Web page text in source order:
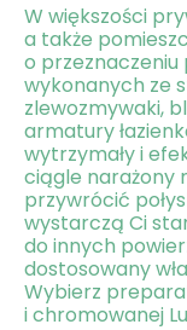
W większości
a także
o
wykonanych ze
zlewozmywaki,
armatury
wytrzymały i
ciągle narażony
przywrócić
wystarczą Ci
do innych
dostosowany
Wybierz
i chromowanej